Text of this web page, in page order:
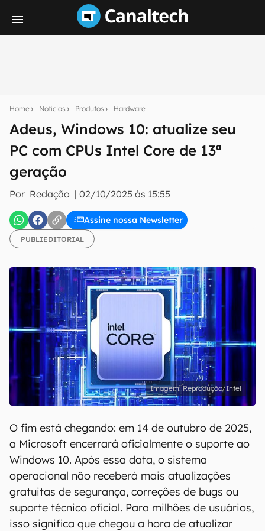
Home Notícias Produtos Hardware
Adeus, Windows 10: atualize seu
PC com CPUs Intel Core de 13ª
geração
Por Redação | 02/10/2025 às 15:55
Assine nossa Newsletter
PUBLIEDITORIAL
notícias e reviews sobre tecnologia em primeira
E-mail
inscreva-se
Confirmo que li, aceito e concordo com os
Uso e Política de Privacidade do Canaltech.
Reprodução/Intel
O fim está chegando: em 14 de outubro de 2025,
a Microsoft encerrará oficialmente o suporte ao
Windows 10. Após essa data, o sistema
operacional não receberá mais atualizações
gratuitas de segurança, correções de bugs ou
suporte técnico oficial. Para milhões de usuários,
isso significa que chegou a hora de atualizar